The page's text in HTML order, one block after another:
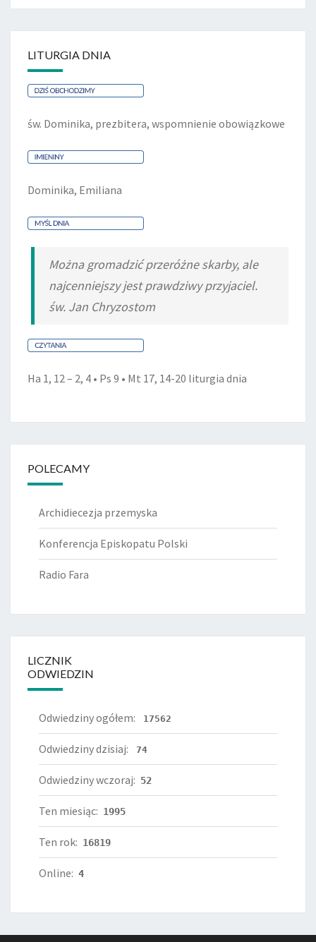
LITURGIA DNIA
św. Dominika, prezbitera, wspomnienie obowiązkowe
Dominika, Emiliana
Można gromadzić przeróżne skarby, ale
najcenniejszy jest prawdziwy przyjaciel.
św. Jan Chryzostom
Ha 1, 12 – 2, 4 • Ps 9 • Mt 17, 14-20 liturgia dnia
POLECAMY
Archidiecezja przemyska
Konferencja Episkopatu Polski
Radio Fara
LICZNIK
ODWIEDZIN
Odwiedziny ogółem: 17562
Odwiedziny dzisiaj: 74
Odwiedziny wczoraj: 52
Ten miesiąc: 1995
Ten rok: 16819
Online: 4